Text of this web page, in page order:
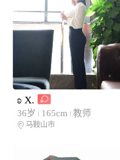
ʚ X.
36岁 165cm 教师
马鞍山市